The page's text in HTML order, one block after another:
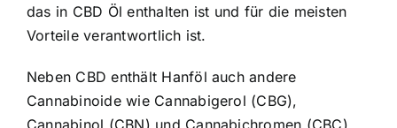
das in CBD Öl enthalten ist und für die meisten
Vorteile verantwortlich ist.
Neben CBD enthält Hanföl auch andere
Cannabinoide wie Cannabigerol (CBG),
Cannabinol (CBN) und Cannabichromen (CBC).